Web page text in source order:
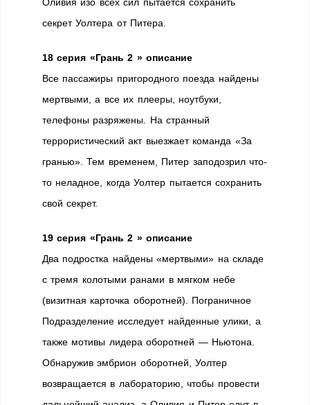
секрет Уолтера от Питера.
18 серия «Грань 2 » описание
Все пассажиры пригородного поезда найдены
мертвыми, а все их плееры, ноутбуки,
телефоны разряжены. На странный
террористический акт выезжает команда «За
гранью». Тем временем, Питер заподозрил что-
то неладное, когда Уолтер пытается сохранить
свой секрет.
19 серия «Грань 2 » описание
Два подростка найдены «мертвыми» на складе
с тремя колотыми ранами в мягком небе
(визитная карточка оборотней). Пограничное
Подразделение исследует найденные улики, а
также мотивы лидера оборотней — Ньютона.
Обнаружив эмбрион оборотней, Уолтер
возвращается в лабораторию, чтобы провести